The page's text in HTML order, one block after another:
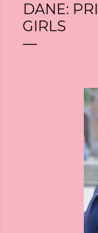
DANE:
GIRLS